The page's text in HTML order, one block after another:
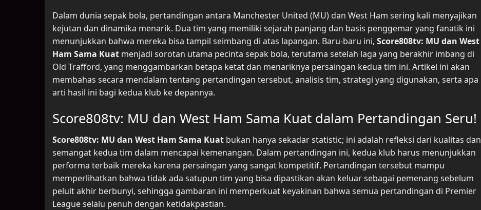
Dalam dunia sepak bola, pertandingan antara Manchester United (MU) dan West Ham sering kali menyajikan
kejutan dan dinamika menarik. Dua tim yang memiliki sejarah panjang dan basis penggemar yang fanatik ini
menunjukkan bahwa mereka bisa tampil seimbang di atas lapangan. Baru-baru ini, Score808tv: MU dan West
Ham Sama Kuat menjadi sorotan utama pecinta sepak bola, terutama setelah laga yang berakhir imbang di
Old Trafford, yang menggambarkan betapa ketat dan menariknya persaingan kedua tim ini. Artikel ini akan
membahas secara mendalam tentang pertandingan tersebut, analisis tim, strategi yang digunakan, serta apa
arti hasil ini bagi kedua klub ke depannya.
Score808tv: MU dan West Ham Sama Kuat dalam Pertandingan Seru!
Score808tv: MU dan West Ham Sama Kuat bukan hanya sekadar statistic; ini adalah refleksi dari kualitas dan
semangat kedua tim dalam mencapai kemenangan. Dalam pertandingan ini, kedua klub harus menunjukkan
performa terbaik mereka karena persaingan yang sangat kompetitif. Pertandingan tersebut mampu
memperlihatkan bahwa tidak ada satupun tim yang bisa dipastikan akan keluar sebagai pemenang sebelum
peluit akhir berbunyi, sehingga gambaran ini memperkuat keyakinan bahwa semua pertandingan di Premier
League selalu penuh dengan ketidakpastian.